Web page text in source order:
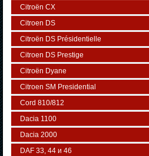
Citroën CX
Citroen DS
Citroën DS Présidentielle
Citroen DS Prestige
Citroën Dyane
Citroen SM Presidential
Cord 810/812
Dacia 1100
Dacia 2000
DAF 33, 44 и 46